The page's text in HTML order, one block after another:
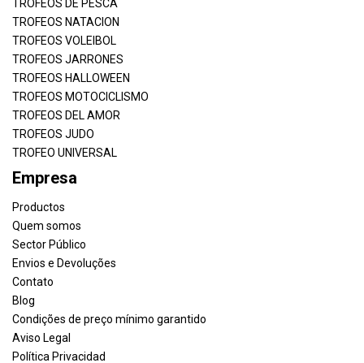
TROFEOS DE PESCA
TROFEOS NATACION
TROFEOS VOLEIBOL
TROFEOS JARRONES
TROFEOS HALLOWEEN
TROFEOS MOTOCICLISMO
TROFEOS DEL AMOR
TROFEOS JUDO
TROFEO UNIVERSAL
Empresa
Productos
Quem somos
Sector Público
Envios e Devoluções
Contato
Blog
Condições de preço mínimo garantido
Aviso Legal
Política Privacidad